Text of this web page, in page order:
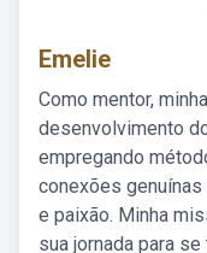
Emelie
Como mentor,
desenvolvimento
empregando
conexões
e paixão. Minha
sua jornada para